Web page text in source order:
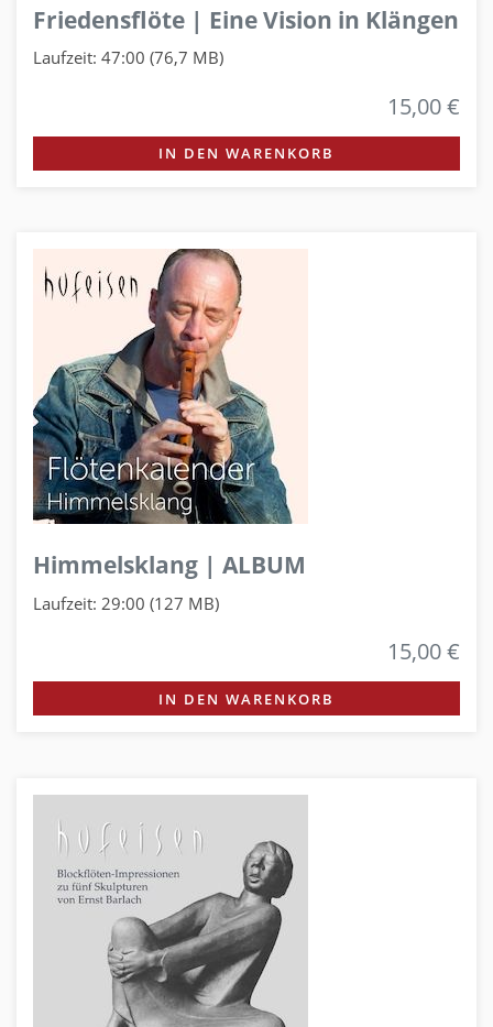
Friedensflöte | Eine Vision in Klängen
Laufzeit: 47:00 (76,7 MB)
15,00 €
IN DEN WARENKORB
Himmelsklang | ALBUM
Laufzeit: 29:00 (127 MB)
15,00 €
IN DEN WARENKORB